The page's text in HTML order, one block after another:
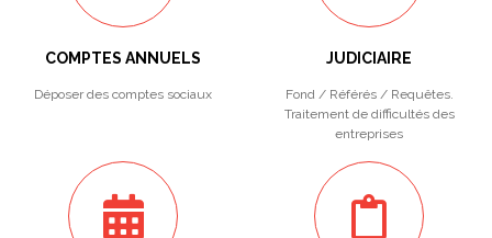
COMPTES ANNUELS
Déposer des comptes sociaux
JUDICIAIRE
Fond / Référés / Requêtes.
Traitement de difficultés des
entreprises